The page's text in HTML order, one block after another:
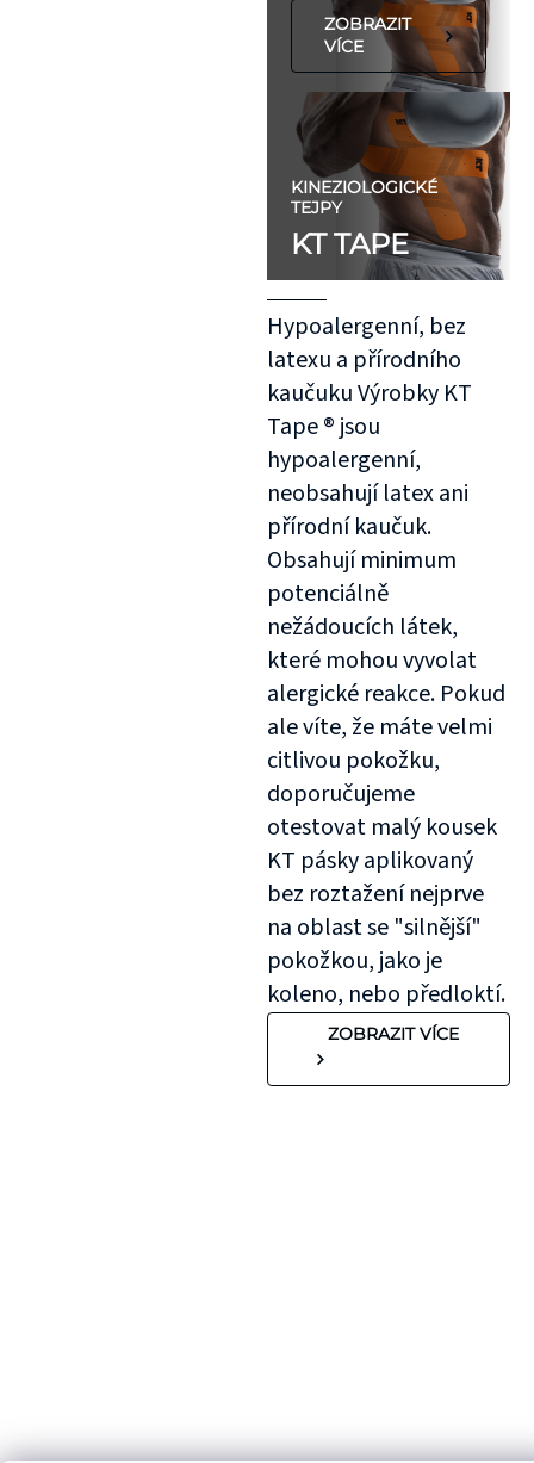
ZOBRAZIT
VÍCE
KINEZIOLOGICKÉ
TEJPY
KT TAPE
Hypoalergenní, bez
latexu a přírodního
kaučuku Výrobky KT
Tape ® jsou
hypoalergenní,
neobsahují latex ani
přírodní kaučuk.
Obsahují minimum
potenciálně
nežádoucích látek,
které mohou vyvolat
alergické reakce. Pokud
ale víte, že máte velmi
citlivou pokožku,
doporučujeme
otestovat malý kousek
KT pásky aplikovaný
bez roztažení nejprve
na oblast se "silnější"
pokožkou, jako je
koleno, nebo předloktí.
ZOBRAZIT VÍCE